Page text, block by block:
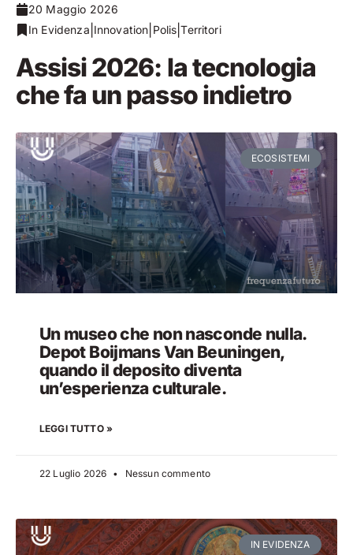
20 Maggio 2026
In Evidenza Innovation Polis |Territori
Assisi 2026: la tecnologia
che fa un passo indietro
ECOSISTEMI
Un museo che non nasconde nulla.
Depot Boijmans Van Beuningen,
quando il deposito diventa
un’esperienza culturale.
LEGGI TUTTO »
22 Luglio 2026 Nessun commento
IN EVIDENZA